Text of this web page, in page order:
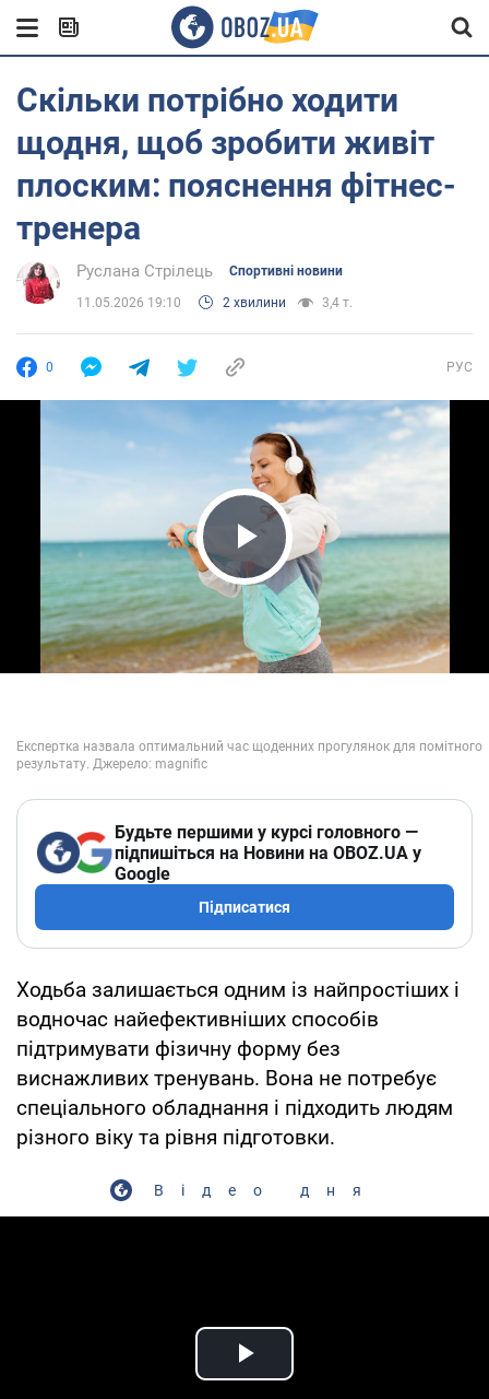
Скільки потрібно ходити
щодня, щоб зробити живіт
плоским: пояснення фітнес-
тренера
Руслана Стрілець Спортивні новини
11.05.2026 19:10 2 хвилини 3,4 т.
0 РУС
Play Video
Будьте першими у курсі головного —
підпишіться на Новини на OBOZ.UA у
Google
Підписатися
Ходьба залишається одним із найпростіших і
водночас найефективніших способів
підтримувати фізичну форму без
виснажливих тренувань. Вона не потребує
спеціального обладнання і підходить людям
різного віку та рівня підготовки.
Відео дня
Play Video